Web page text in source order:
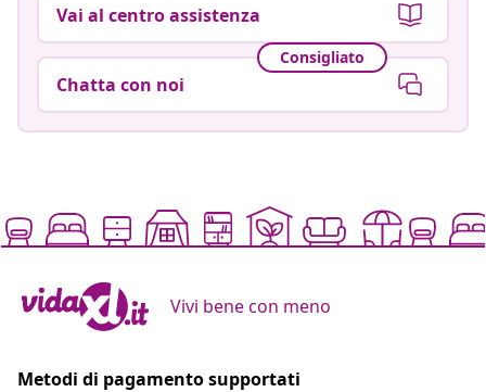
Vai al centro assistenza
Consigliato
Chatta con noi
Vivi bene con meno
Metodi di pagamento supportati